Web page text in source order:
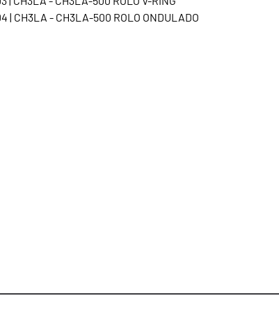
| CH3LA - CH3LA-500 ROLO ONDULADO